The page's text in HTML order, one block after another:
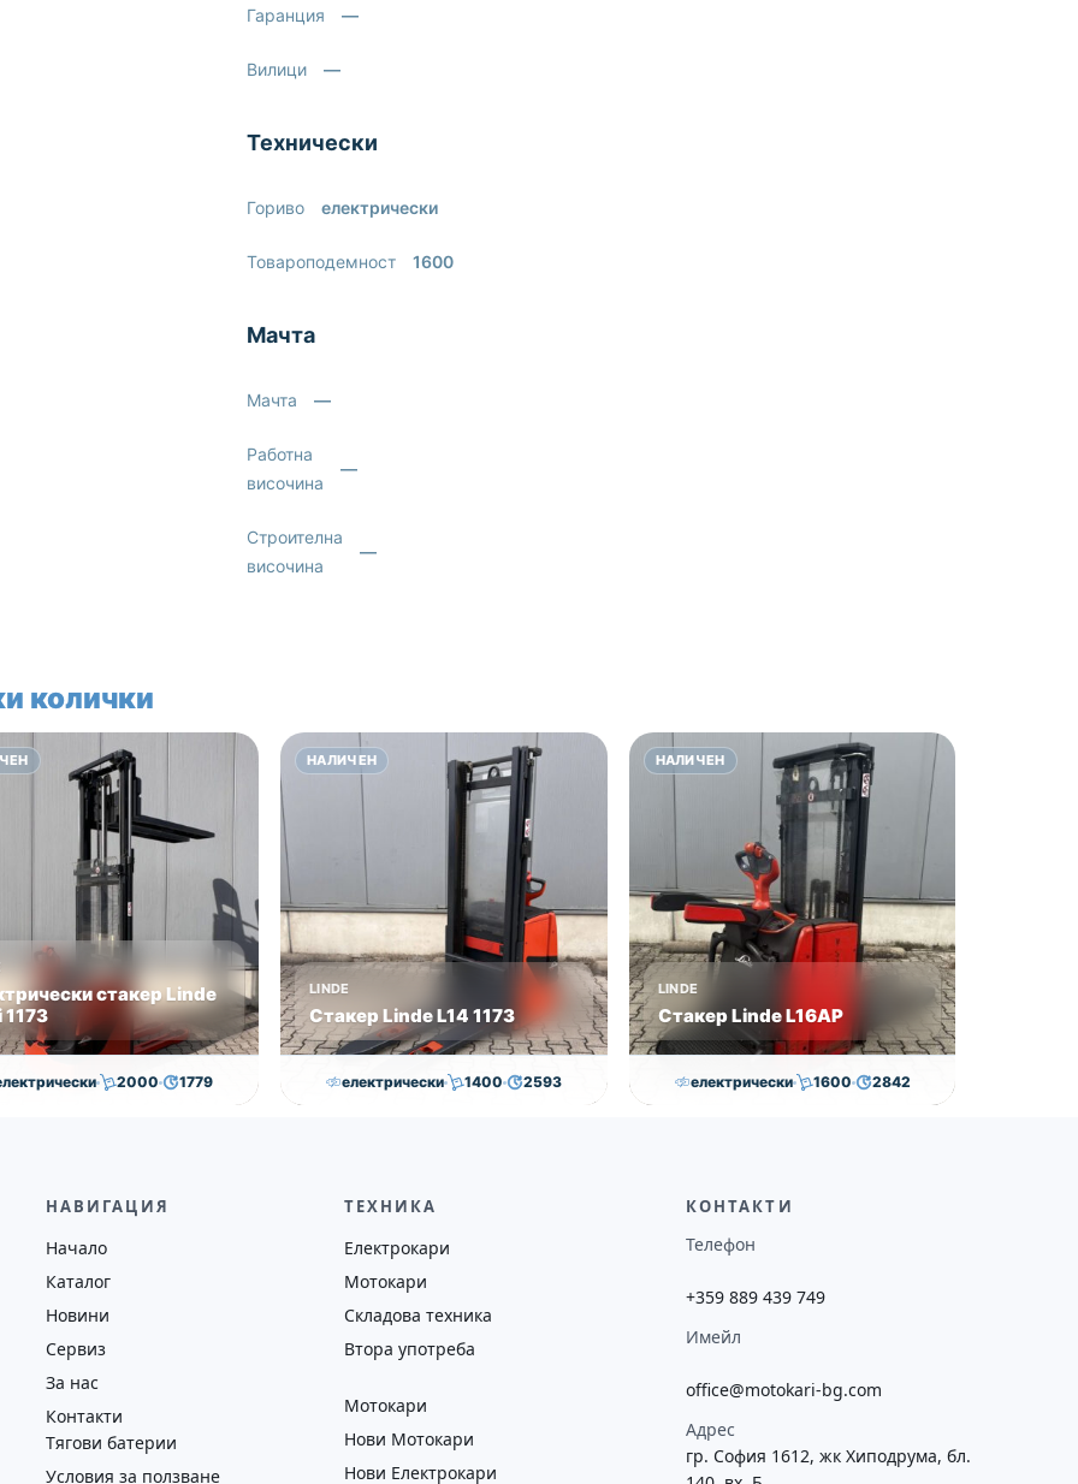
Гаранция —
Вилици —
Технически
Гориво електрически
Товароподемност 1600
Мачта
Мачта —
Работна
височина
—
Строителна
височина
—
колички
стакер Linde
2000 1779
2018 втора употреба
НАЛИЧЕН
LINDE
Стакер Linde L14 1173
електрически 1400 2593
2019
НАЛИЧЕН
LINDE
Стакер Linde L16AP
електрически 1600 2842
2018
НАВИГАЦИЯ
Начало
Каталог
Новини
Сервиз
За нас
Контакти
Тягови батерии
Условия за ползване
ТЕХНИКА
Електрокари
Мотокари
Складова техника
Втора употреба
Мотокари
Нови Мотокари
Нови Електрокари
КОНТАКТИ
Телефон
+359 889 439 749
Имейл
office@motokari-bg.com
Адрес
гр. София 1612, жк Хиподрума, бл.